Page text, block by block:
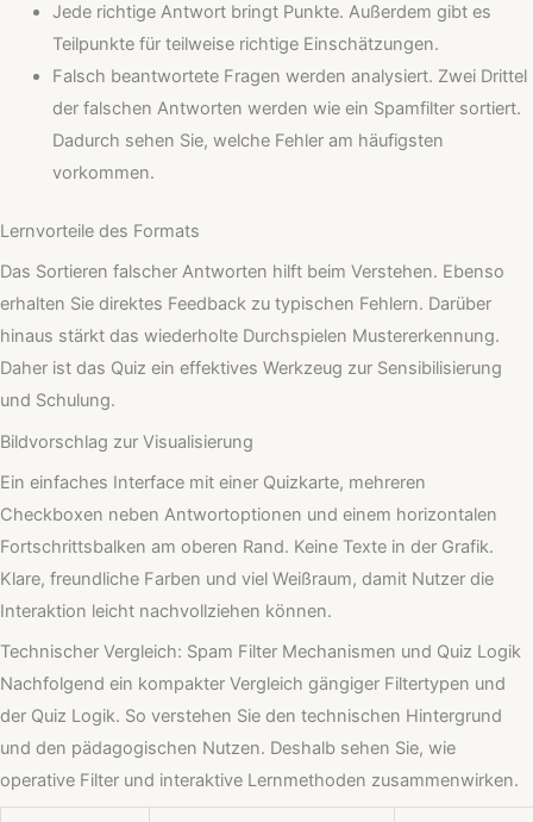
Jede richtige Antwort bringt Punkte. Außerdem gibt es
Teilpunkte für teilweise richtige Einschätzungen.
Falsch beantwortete Fragen werden analysiert. Zwei Drittel
der falschen Antworten werden wie ein Spamfilter sortiert.
Dadurch sehen Sie, welche Fehler am häufigsten
vorkommen.
Lernvorteile des Formats
Das Sortieren falscher Antworten hilft beim Verstehen. Ebenso
erhalten Sie direktes Feedback zu typischen Fehlern. Darüber
hinaus stärkt das wiederholte Durchspielen Mustererkennung.
Daher ist das Quiz ein effektives Werkzeug zur Sensibilisierung
und Schulung.
Bildvorschlag zur Visualisierung
Ein einfaches Interface mit einer Quizkarte, mehreren
Checkboxen neben Antwortoptionen und einem horizontalen
Fortschrittsbalken am oberen Rand. Keine Texte in der Grafik.
Klare, freundliche Farben und viel Weißraum, damit Nutzer die
Interaktion leicht nachvollziehen können.
Technischer Vergleich: Spam Filter Mechanismen und Quiz Logik
Nachfolgend ein kompakter Vergleich gängiger Filtertypen und
der Quiz Logik. So verstehen Sie den technischen Hintergrund
und den pädagogischen Nutzen. Deshalb sehen Sie, wie
operative Filter und interaktive Lernmethoden zusammenwirken.